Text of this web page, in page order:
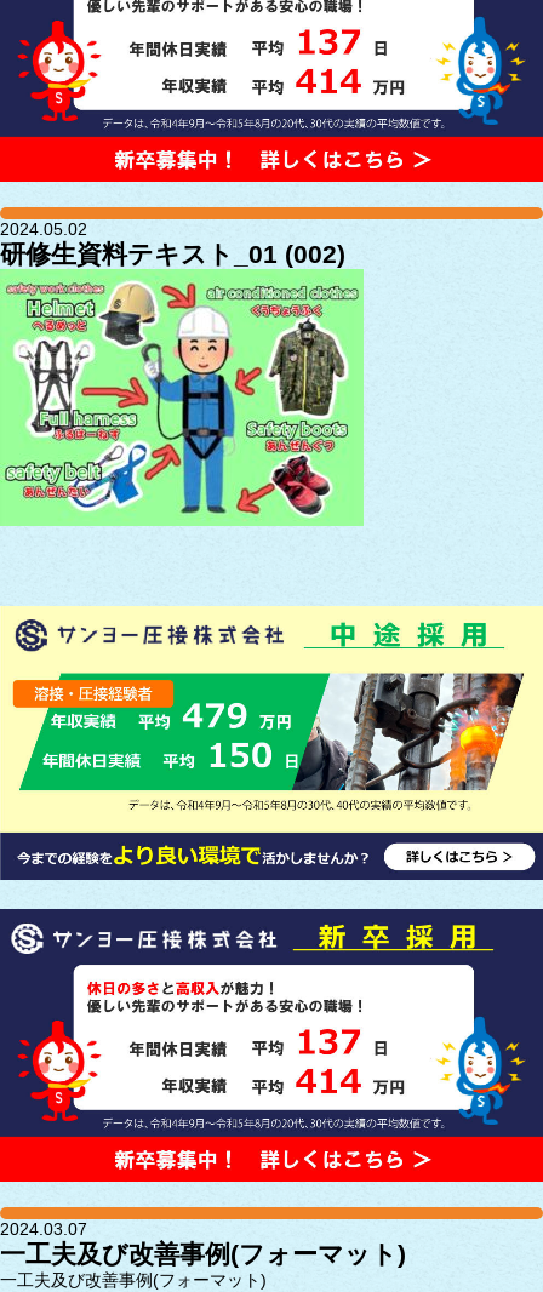
2024.05.02
研修生資料テキスト_01 (002)
2024.03.07
一工夫及び改善事例(フォーマット)
一工夫及び改善事例(フォーマット)